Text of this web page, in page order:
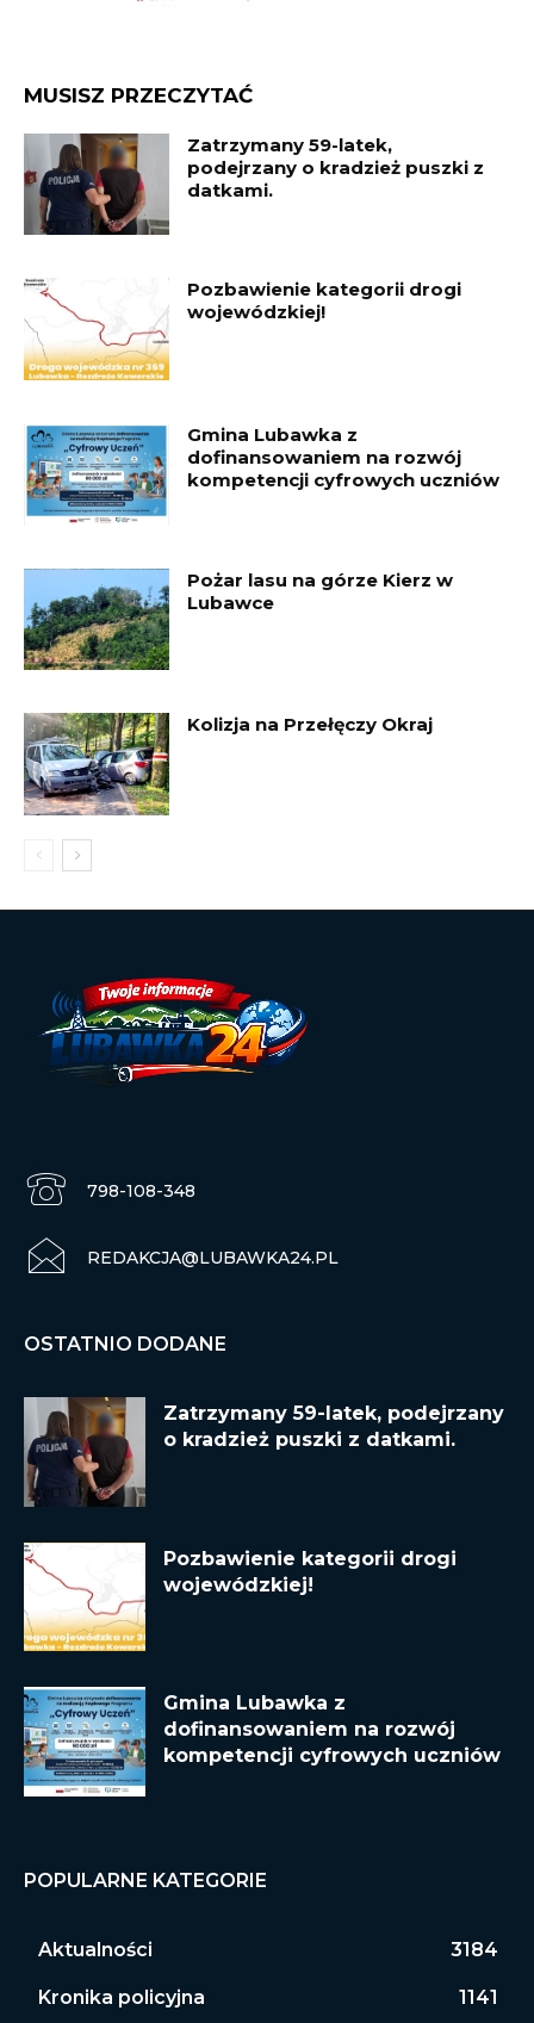
MUSISZ PRZECZYTAĆ
Zatrzymany 59-latek,
podejrzany o kradzież puszki z
datkami.
Pozbawienie kategorii drogi
wojewódzkiej!
Gmina Lubawka z
dofinansowaniem na rozwój
kompetencji cyfrowych uczniów
Pożar lasu na górze Kierz w
Lubawce
Kolizja na Przełęczy Okraj
798-108-348
REDAKCJA@LUBAWKA24.PL
OSTATNIO DODANE
Zatrzymany 59-latek, podejrzany
o kradzież puszki z datkami.
Pozbawienie kategorii drogi
wojewódzkiej!
Gmina Lubawka z
dofinansowaniem na rozwój
kompetencji cyfrowych uczniów
POPULARNE KATEGORIE
Aktualności 3184
Kronika policyjna 1141